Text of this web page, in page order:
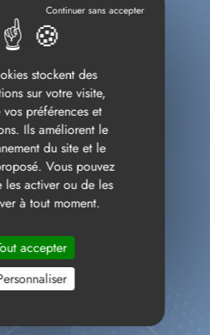
stockent des
sur votre visite,
préférences et
Ils améliorent le
du site et le
Vous pouvez
les activer ou de les
à tout moment.
accepter